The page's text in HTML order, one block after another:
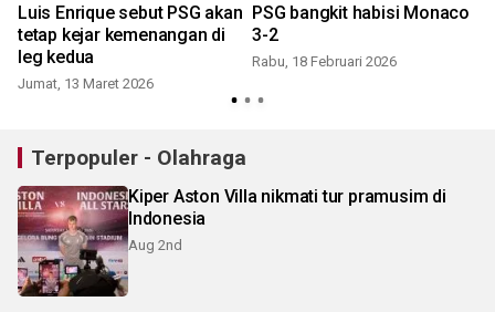
Luis Enrique sebut PSG akan
tetap kejar kemenangan di
leg kedua
Jumat, 13 Maret 2026
PSG bangkit habisi Monaco
3-2
Rabu, 18 Februari 2026
Terpopuler - Olahraga
Kiper Aston Villa nikmati tur pramusim di
Indonesia
Aug 2nd